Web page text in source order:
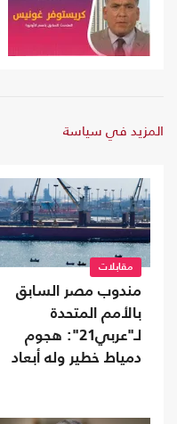
المزيد في سياسة
مقابلات
مندوب مصر السابق
بالأمم المتحدة
لـ"عربي21": هجوم
دمياط خطير وله أبعاد